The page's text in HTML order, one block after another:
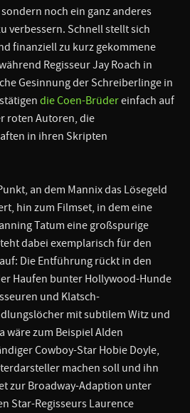
noch ein ganz anderes
verbessern. Schnell stellt sich
finanziell zu kurz gekommene
Regisseur Jay Roach in
Gesinnung der Schreiberlinge in
die Coen-Brüdereinfach auf
roten Autoren, die
in ihren Skripten
an dem Mannix das Lösegeld
hin zum Filmset, in dem eine
Tatum eine großspurige
dabei exemplarisch für den
Die Entführung rückt in den
Haufen bunter Hollywood-Hunde
und Klatsch-
mit subtilem Witz und
wäre zum Beispiel Alden
Cowboy-Star Hobie Doyle,
machen soll und ihn
zur Broadway-Adaption unter
Star-Regisseurs Laurence